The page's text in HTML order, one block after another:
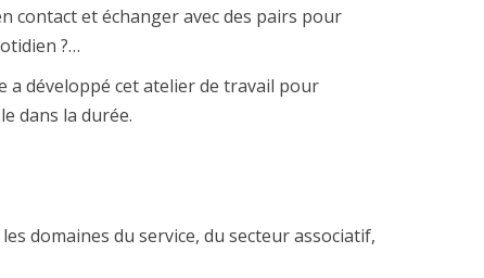
contact et échanger avec des pairs pour
?…
a développé cet atelier de travail pour
dans la durée.
domaines du service, du secteur associatif,